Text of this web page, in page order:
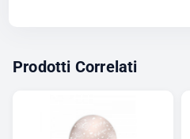
Prodotti Correlati